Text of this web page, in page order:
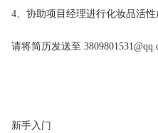
4、协助项目经理进行化妆品活
请将简历发送至
新手入门